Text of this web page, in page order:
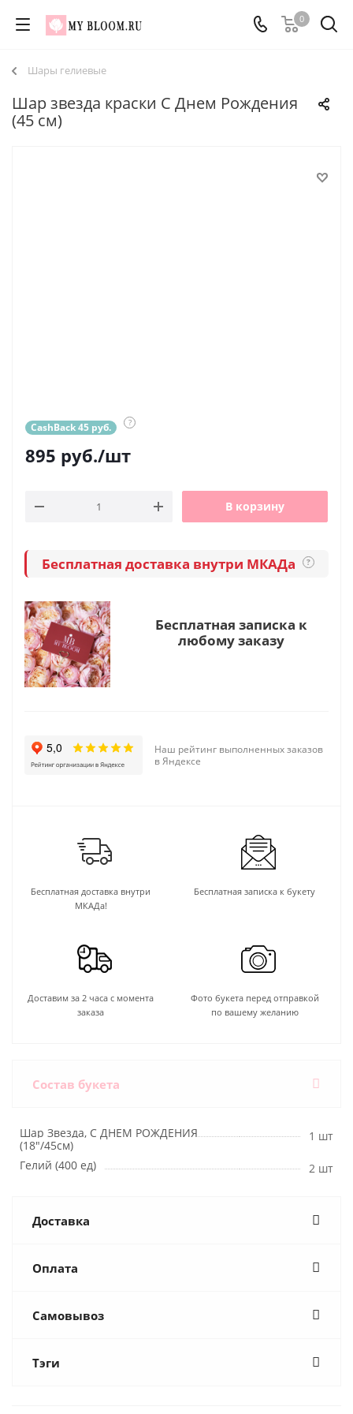
0
Шары гелиевые
Шар звезда краски С Днем Рождения
(45 см)
CashBack 45 руб. ?
895 руб./шт
В корзину
Бесплатная доставка внутри МКАДа ?
Бесплатная записка к
любому заказу
Наш рейтинг выполненных заказов
в Яндексе
Бесплатная доставка внутри
МКАДа!
Бесплатная записка к букету
Доставим за 2 часа с момента
заказа
Фото букета перед отправкой
по вашему желанию
Состав букета
Шар Звезда, С ДНЕМ РОЖДЕНИЯ
(18"/45см)
1 шт
Гелий (400 ед)
2 шт
Доставка
Оплата
Самовывоз
Тэги